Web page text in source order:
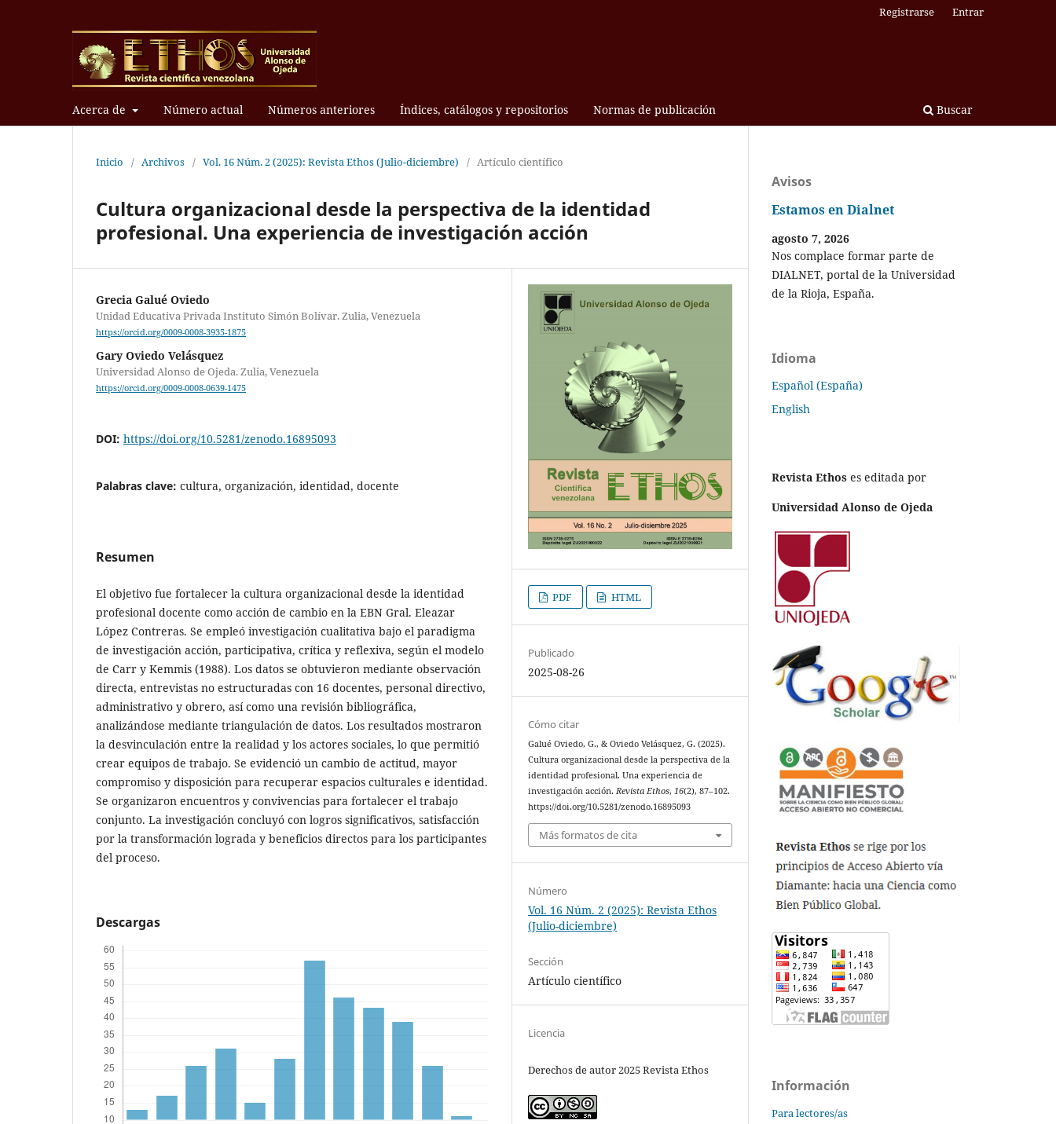
Acerca de Número actual Números anteriores Índices, catálogos y repositorios Normas de publicación Buscar
Registrarse Entrar
Inicio / Archivos / Vol. 16 Núm. 2 (2025): Revista Ethos (Julio-diciembre) / Artículo científico
Cultura organizacional desde la perspectiva de la identidad
profesional. Una experiencia de investigación acción
Grecia Galué Oviedo
Unidad Educativa Privada Instituto Simón Bolívar. Zulia, Venezuela
https://orcid.org/0009-0008-3935-1875
Gary Oviedo Velásquez
Universidad Alonso de Ojeda. Zulia, Venezuela
https://orcid.org/0009-0008-0639-1475
DOI: https://doi.org/10.5281/zenodo.16895093
Palabras clave: cultura, organización, identidad, docente
Resumen
El objetivo fue fortalecer la cultura organizacional desde la identidad
profesional docente como acción de cambio en la EBN Gral. Eleazar
López Contreras. Se empleó investigación cualitativa bajo el paradigma
de investigación acción, participativa, crítica y reflexiva, según el modelo
de Carr y Kemmis (1988). Los datos se obtuvieron mediante observación
directa, entrevistas no estructuradas con 16 docentes, personal directivo,
administrativo y obrero, así como una revisión bibliográfica,
analizándose mediante triangulación de datos. Los resultados mostraron
la desvinculación entre la realidad y los actores sociales, lo que permitió
crear equipos de trabajo. Se evidenció un cambio de actitud, mayor
compromiso y disposición para recuperar espacios culturales e identidad.
Se organizaron encuentros y convivencias para fortalecer el trabajo
conjunto. La investigación concluyó con logros significativos, satisfacción
por la transformación lograda y beneficios directos para los participantes
del proceso.
Descargas
PDF HTML
Publicado
2025-08-26
Cómo citar
Galué Oviedo, G., & Oviedo Velásquez, G. (2025).
Cultura organizacional desde la perspectiva de la
identidad profesional. Una experiencia de
investigación acción.Revista Ethos,16(2), 87–102.
https://doi.org/10.5281/zenodo.16895093
Más formatos de cita
Número
Vol. 16 Núm. 2 (2025): Revista Ethos
(Julio-diciembre)
Sección
Artículo científico
Licencia
Derechos de autor 2025 Revista Ethos
Avisos
Estamos en Dialnet
agosto 7, 2026
Nos complace formar parte de
DIALNET, portal de la Universidad
de la Rioja, España.
Idioma
Español (España)
English
Revista Ethos es editada por
Universidad Alonso de Ojeda
Información
Para lectores/as